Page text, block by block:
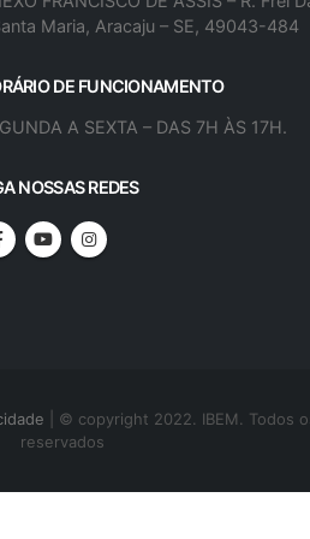
Maria, Aracaju – SE, 49043-484
DE FUNCIONAMENTO
A SEXTA – DAS 7H ÀS 17H.
NOSSAS REDES
| © copyright 2022. IBEM. Todos
reservados